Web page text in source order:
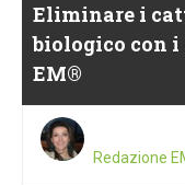
Eliminare i
biologico con
EM®
Redazione